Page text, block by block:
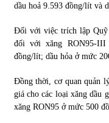
vốn hóa
09/
Chứng
13/
dầu hoả 9.593 đồng/lít và
Đối với việc trích lập Quỹ
đối với xăng RON95-
đồng/lít; dầu hỏa ở mức
Đồng thời, cơ quan quản
giá cho các loại xăng dầu
xăng RON95 ở mức 500